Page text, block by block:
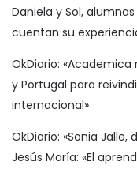
Daniela y Sol,
cuentan su
OkDiario:
y Portugal para
internacional»
OkDiario: «Sonia
Jesús María: «El